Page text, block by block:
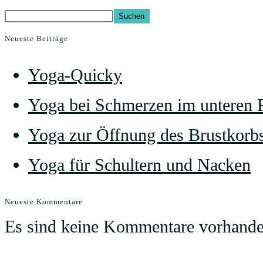
Suchen
Neueste Beiträge
Yoga-Quicky
Yoga bei Schmerzen im unteren
Yoga zur Öffnung des
Yoga für Schultern und Nacken
Neueste Kommentare
Es sind keine Kommentare